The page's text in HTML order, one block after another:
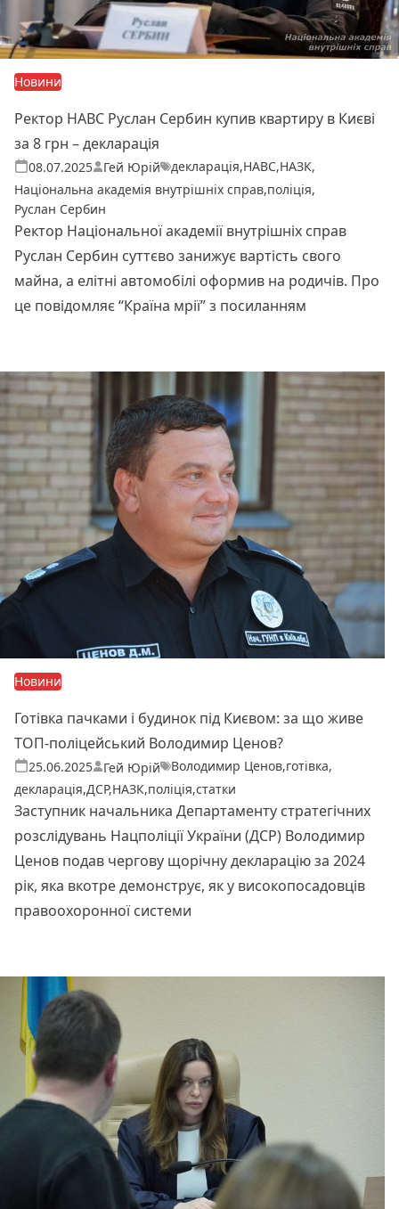
Новини
Ректор НАВС Руслан Сербин купив квартиру в Києві
за 8 грн – декларація
08.07.2025Опубліковано
Гей Юрій
Теги: декларація,НАВС,НАЗК,
Національна академія внутрішніх справ,поліція,
Руслан Сербин
Ректор Національної академії внутрішніх справ
Руслан Сербин суттєво занижує вартість свого
майна, а елітні автомобілі оформив на родичів. Про
це повідомляє “Країна мрії” з посиланням
Новини
Готівка пачками і будинок під Києвом: за що живе
ТОП-поліцейський Володимир Ценов?
25.06.2025Опубліковано
Гей Юрій
Теги: Володимир Ценов,готівка,
декларація,ДСР,НАЗК,поліція,статки
Заступник начальника Департаменту стратегічних
розслідувань Нацполіції України (ДСР) Володимир
Ценов подав чергову щорічну декларацію за 2024
рік, яка вкотре демонструє, як у високопосадовців
правоохоронної системи